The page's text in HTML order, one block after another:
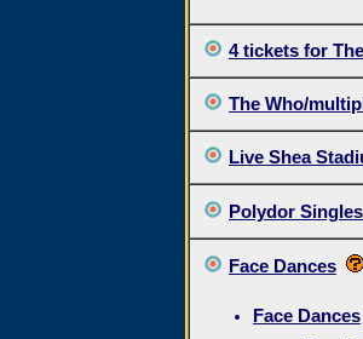
4 tickets for
The Who/
Live Shea
Polydor
Face Dances
Face Dances